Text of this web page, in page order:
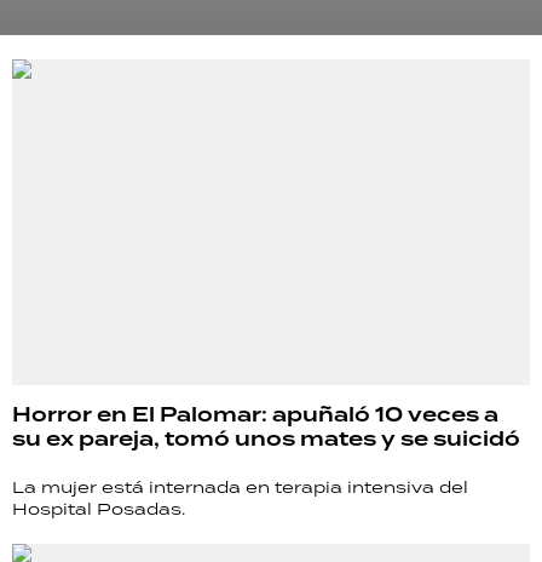
Horror en El Palomar: apuñaló 10 veces a
su ex pareja, tomó unos mates y se suicidó
La mujer está internada en terapia intensiva del
Hospital Posadas.